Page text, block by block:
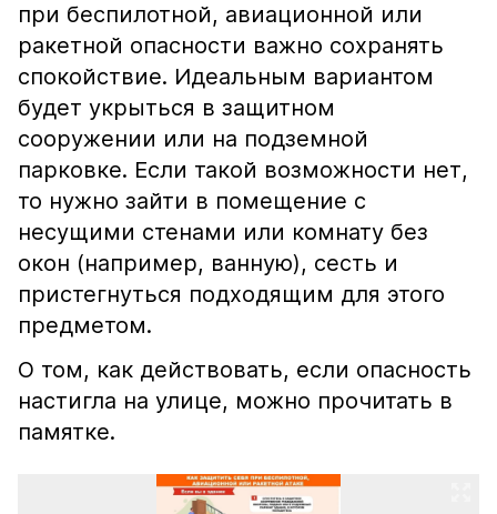
при беспилотной, авиационной или
ракетной опасности важно сохранять
спокойствие. Идеальным вариантом
будет укрыться в защитном
сооружении или на подземной
парковке. Если такой возможности нет,
то нужно зайти в помещение с
несущими стенами или комнату без
окон (например, ванную), сесть и
пристегнуться подходящим для этого
предметом.
О том, как действовать, если опасность
настигла на улице, можно прочитать в
памятке.